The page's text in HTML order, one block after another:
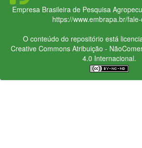
Empresa Brasileira de Pesquisa
https://www.embrapa.br/
O conteúdo do repositório está
Creative CommonsAtribuição -
4.0 Internacional.